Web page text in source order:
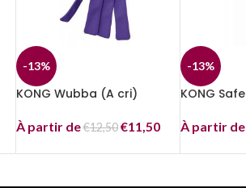
-13%
KONG Wubba (A cri)
À partir de€12,50 €11,50
-13%
KONG
À partir